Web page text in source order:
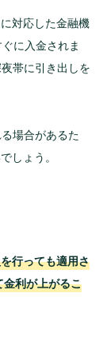
対応した金融機
に入金されま
帯に引き出しを
場合があるた
しょう。
行っても適用さ
利が上がるこ